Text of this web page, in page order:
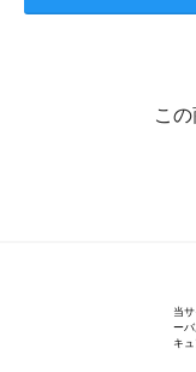
こ
当
ー
キ